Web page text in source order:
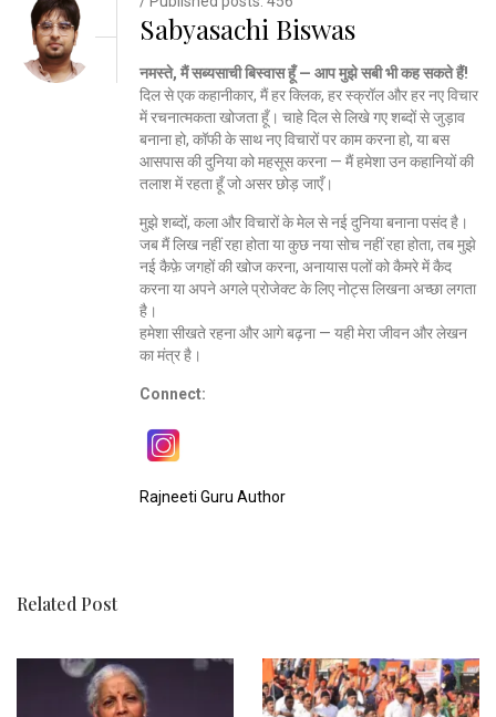
Sabyasachi Biswas
नमस्ते, मैं सब्यसाची बिस्वास हूँ — आप मुझे सबी भी कह सकते हैं!
दिल से एक कहानीकार, मैं हर क्लिक, हर स्क्रॉल और हर नए विचार
में रचनात्मकता खोजता हूँ। चाहे दिल से लिखे गए शब्दों से जुड़ाव
बनाना हो, कॉफी के साथ नए विचारों पर काम करना हो, या बस
आसपास की दुनिया को महसूस करना — मैं हमेशा उन कहानियों की
तलाश में रहता हूँ जो असर छोड़ जाएँ।
मुझे शब्दों, कला और विचारों के मेल से नई दुनिया बनाना पसंद है।
जब मैं लिख नहीं रहा होता या कुछ नया सोच नहीं रहा होता, तब मुझे
नई कैफ़े जगहों की खोज करना, अनायास पलों को कैमरे में कैद
करना या अपने अगले प्रोजेक्ट के लिए नोट्स लिखना अच्छा लगता
है।
हमेशा सीखते रहना और आगे बढ़ना — यही मेरा जीवन और लेखन
का मंत्र है।
Connect:
Rajneeti Guru Author
Related Post